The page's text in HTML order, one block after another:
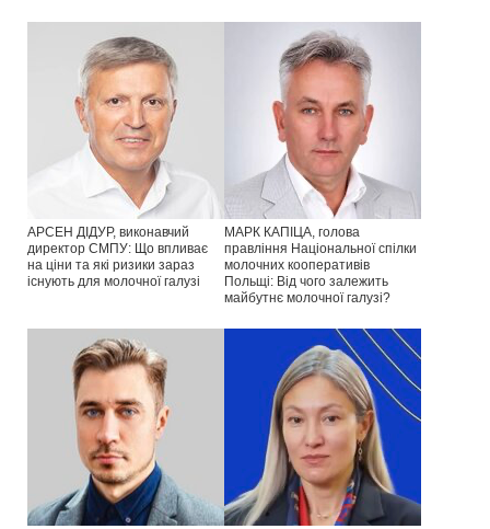
АРСЕН ДІДУР, виконавчий
директор СМПУ: Що впливає
на ціни та які ризики зараз
існують для молочної галузі
МАРК КАПІЦА, голова
правління Національної спілки
молочних кооперативів
Польщі: Від чого залежить
майбутнє молочної галузі?